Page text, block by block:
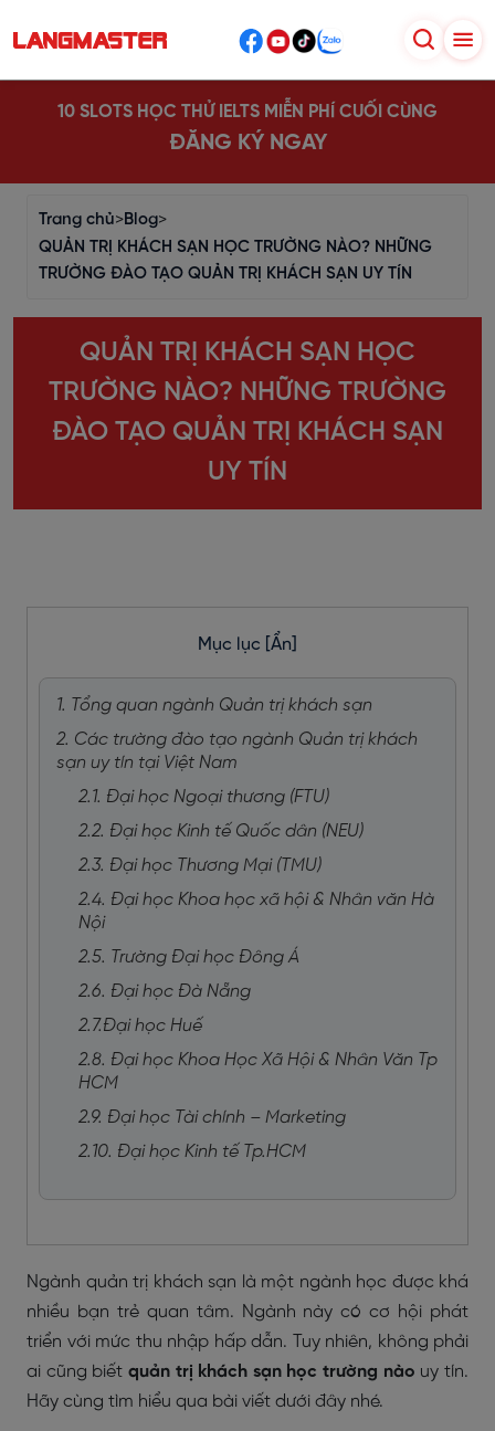
10 SLOTS HỌC THỬ IELTS MIỄN PHÍ CUỐI CÙNG
ĐĂNG KÝ NGAY
Trang chủ>Blog>
QUẢN TRỊ KHÁCH SẠN HỌC TRƯỜNG NÀO? NHỮNG
TRƯỜNG ĐÀO TẠO QUẢN TRỊ KHÁCH SẠN UY TÍN
QUẢN TRỊ KHÁCH SẠN HỌC
TRƯỜNG NÀO? NHỮNG TRƯỜNG
ĐÀO TẠO QUẢN TRỊ KHÁCH SẠN
UY TÍN
Mục lục [Ẩn]
1. Tổng quan ngành Quản trị khách sạn
2. Các trường đào tạo ngành Quản trị khách
sạn uy tín tại Việt Nam
2.1. Đại học Ngoại thương (FTU)
2.2. Đại học Kinh tế Quốc dân (NEU)
2.3. Đại học Thương Mại (TMU)
2.4. Đại học Khoa học xã hội & Nhân văn Hà
Nội
2.5. Trường Đại học Đông Á
2.6. Đại học Đà Nẵng
2.7.Đại học Huế
2.8. Đại học Khoa Học Xã Hội & Nhân Văn Tp
HCM
2.9. Đại học Tài chính – Marketing
2.10. Đại học Kinh tế Tp.HCM
Ngành quản trị khách sạn là một ngành học được khá
nhiều bạn trẻ quan tâm. Ngành này có cơ hội phát
triển với mức thu nhập hấp dẫn. Tuy nhiên, không phải
ai cũng biết quản trị khách sạn học trường nào uy tín.
Hãy cùng tìm hiểu qua bài viết dưới đây nhé.